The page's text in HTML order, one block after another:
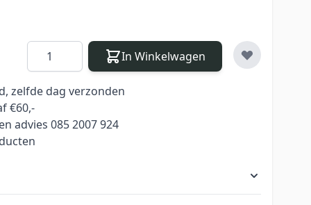
Aantal In Winkelwagen
zelfde dag verzonden
€60,-
advies 085 2007 924